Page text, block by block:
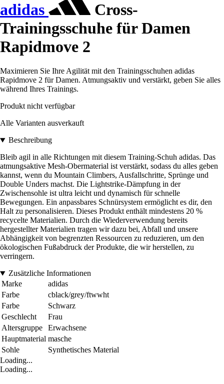
adidas
Cross-
Trainingsschuhe für Damen
Rapidmove 2
Maximieren Sie Ihre Agilität mit den Trainingsschuhen adidas
Rapidmove 2 für Damen. Atmungsaktiv und verstärkt, geben Sie alles
während Ihres Trainings.
Produkt nicht verfügbar
Alle Varianten ausverkauft
Beschreibung
Bleib agil in alle Richtungen mit diesem Training-Schuh adidas. Das
atmungsaktive Mesh-Obermaterial ist verstärkt, sodass du alles geben
kannst, wenn du Mountain Climbers, Ausfallschritte, Sprünge und
Double Unders machst. Die Lightstrike-Dämpfung in der
Zwischensohle ist ultra leicht und dynamisch für schnelle
Bewegungen. Ein anpassbares Schnürsystem ermöglicht es dir, den
Halt zu personalisieren. Dieses Produkt enthält mindestens 20 %
recycelte Materialien. Durch die Wiederverwendung bereits
hergestellter Materialien tragen wir dazu bei, Abfall und unsere
Abhängigkeit von begrenzten Ressourcen zu reduzieren, um den
ökologischen Fußabdruck der Produkte, die wir herstellen, zu
verringern.
Zusätzliche Informationen
Marke
adidas
Farbe
cblack/grey/ftwwht
Farbe
Schwarz
Geschlecht
Frau
Altersgruppe
Erwachsene
Hauptmaterial masche
Sohle
Synthetisches Material
Loading...
Loading...